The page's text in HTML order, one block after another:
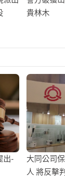
貴林木
出-
大同公司
人 將反擊